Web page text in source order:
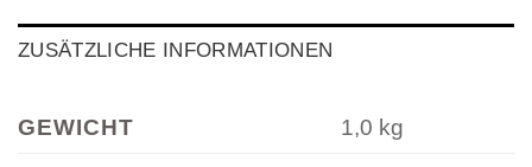
ZUSÄTZLICHE INFORMATIONEN
GEWICHT 1,0 kg